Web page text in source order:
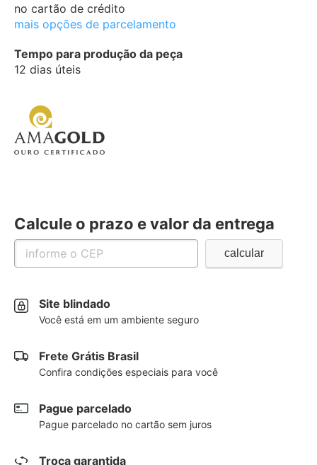
no cartão de crédito
mais opções de parcelamento
Tempo para produção da peça
12 dias úteis
Calcule o prazo e valor da entrega
Site blindado
Você está em um ambiente seguro
Frete Grátis Brasil
Confira condições especiais para você
Pague parcelado
Pague parcelado no cartão sem juros
Troca garantida